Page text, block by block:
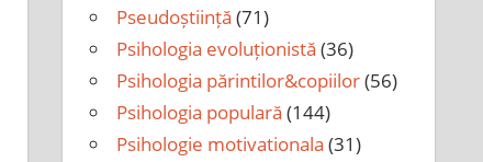
Pseudoștiință (71)
Psihologia evoluționistă (36)
Psihologia părintilor&copiilor(56)
Psihologia populară (144)
Psihologie motivationala (31)